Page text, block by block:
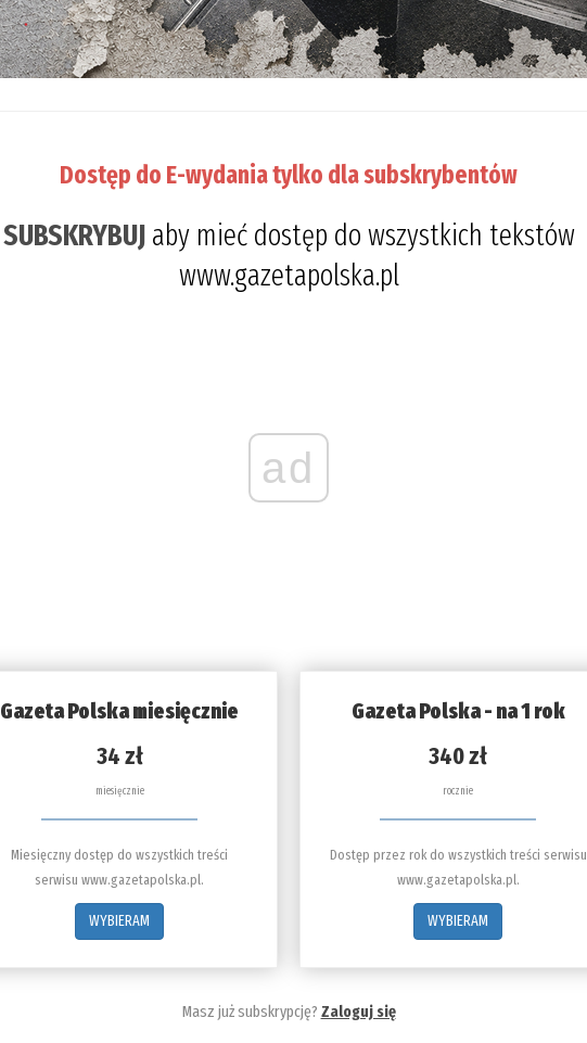
Dostęp do E-wydania tylko dla subskrybentów
SUBSKRYBUJaby mieć dostęp do wszystkich tekstów
www.gazetapolska.pl
ad
Gazeta Polska miesięcznie
34 zł
miesięcznie
Miesięczny dostęp do wszystkich treści
serwisu www.gazetapolska.pl.
WYBIERAM
Gazeta Polska - na 1 rok
340 zł
rocznie
Dostęp przez rok do wszystkich treści serwisu
www.gazetapolska.pl.
WYBIERAM
Masz już subskrypcję? Zaloguj się